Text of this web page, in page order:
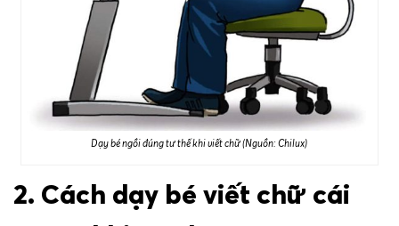
Dạy bé ngồi đúng tư thế khi viết chữ (Nguồn: Chilux)
2. Cách dạy bé viết chữ cái